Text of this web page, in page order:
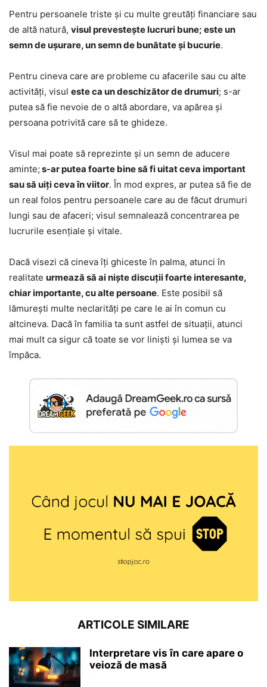
Pentru persoanele triste și cu multe greutăți financiare sau
de altă natură, visul prevestește lucruri bune; este un
semn de ușurare, un semn de bunătate și bucurie.
Pentru cineva care are probleme cu afacerile sau cu alte
activități, visul este ca un deschizător de drumuri; s-ar
putea să fie nevoie de o altă abordare, va apărea și
persoana potrivită care să te ghideze.
Visul mai poate să reprezinte și un semn de aducere
aminte; s-ar putea foarte bine să fi uitat ceva important
sau să uiți ceva în viitor. În mod expres, ar putea să fie de
un real folos pentru persoanele care au de făcut drumuri
lungi sau de afaceri; visul semnalează concentrarea pe
lucrurile esențiale și vitale.
Dacă visezi că cineva îți ghiceste în palma, atunci în
realitate urmează să ai niște discuții foarte interesante,
chiar importante, cu alte persoane. Este posibil să
lămurești multe neclarități pe care le ai în comun cu
altcineva. Dacă în familia ta sunt astfel de situații, atunci
mai mult ca sigur că toate se vor liniști și lumea se va
împăca.
ARTICOLE SIMILARE
Interpretare vis în care apare o
veioză de masă